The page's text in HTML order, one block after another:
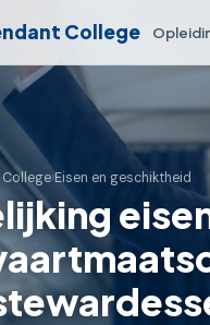
College
›Eisen en geschiktheid